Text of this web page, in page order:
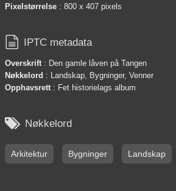
Pixelstørrelse : 800 x 407 pixels
 IPTC metadata
Overskrift: Den gamle låven på Tangen
Nøkkelord : Landskap, Bygninger, Venner
Opphavsrett: Fet historielags album
 Nøkkelord
Arkitektur Bygninger Landskap